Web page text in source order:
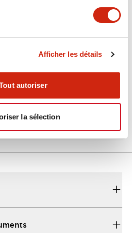
Afficher les détails
autoriser
la sélection
Fiche Technique Fichiers CAO
5.62MB